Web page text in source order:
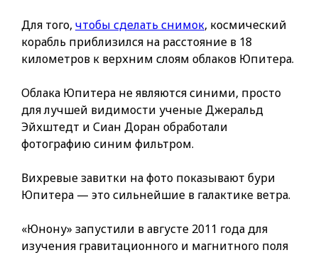
Для того, чтобы сделать снимок, космический
корабль приблизился на расстояние в 18
километров к верхним слоям облаков Юпитера.
Облака Юпитера не являются синими, просто
для лучшей видимости ученые Джеральд
Эйхштедт и Сиан Доран обработали
фотографию синим фильтром.
Вихревые завитки на фото показывают бури
Юпитера — это сильнейшие в галактике ветра.
«Юнону» запустили в августе 2011 года для
изучения гравитационного и магнитного поля